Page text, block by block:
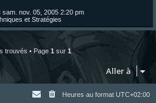
sam. nov. 05, 2005 2:20 pm
et Stratégies
trouvés • Page 1 sur 1
Aller à
Heures au format UTC+02:00